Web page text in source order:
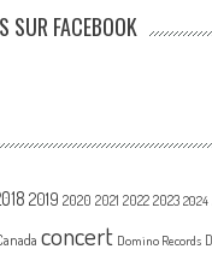
SUR FACEBOOK
2019 2020 2021 2022 2023 2024
concert Domino Records